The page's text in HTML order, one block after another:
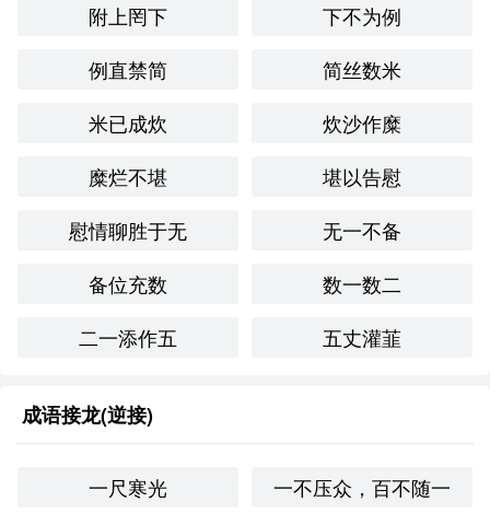
“浪费光阴”：强调时间的浪费。
“白白消耗”：指没有任何收获的消耗。
反义成语：
“争分夺秒”：形容抓紧时间，努力向前。
“勤奋刻苦”：强调努力工作和学*。
珍惜和有效利用。
文化与社会背景
社会，尤其是在竞争激烈的环境中，珍惜时间成为了很多人
生活和工作的信条。这个成语在现代社会仍然适用，提醒人
情感与联想
附上罔下
下不为例
例直禁简
简丝数米
米已成炊
炊沙作糜
糜烂不堪
堪以告慰
慰情聊胜于无
无一不备
备位充数
数一数二
二一添作五
五丈灌韮
成语接龙(逆接)
一尺寒光
一不压众，百不随一